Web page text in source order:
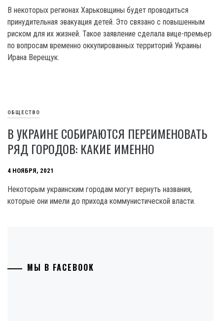
B некоторых регионах Харьковщины будет проводиться
принудительная эвакуация детей. Это связано с повышенным
риском для их жизней. Такое заявление сделала вице-премьер
по вопросам временно оккупированных территорий Украины
Ирана Верещук.
ОБЩЕСТВО
В УКРАИНЕ СОБИРАЮТСЯ ПЕРЕИМЕНОВАТЬ
РЯД ГОРОДОВ: КАКИЕ ИМЕННО
4 НОЯБРЯ, 2021
Некоторым украинским городам могут вернуть названия,
которые они имели до прихода коммунистической власти.
МЫ В FACEBOOK